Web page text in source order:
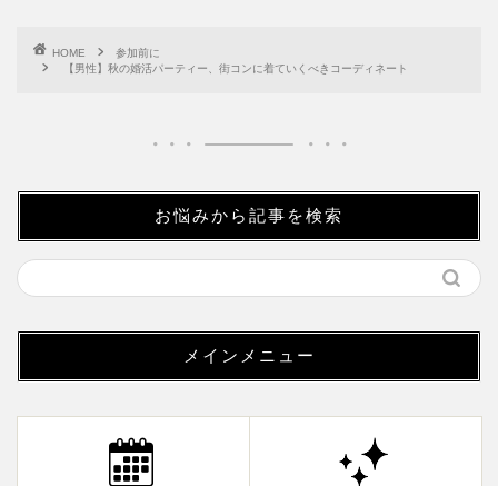
HOME
参加前に
【男性】秋の婚活パーティー、街コンに着ていくべきコーディネート
お悩みから記事を検索
メインメニュー